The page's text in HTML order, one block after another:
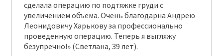
сделала операцию по подтяжке груди с
увеличением объёма. Очень благодарна Андрею
Леонидовичу Харькову за профессионально
проведенную операцию. Теперь я выгляжу
безупречно!» (Светлана, 39 лет).